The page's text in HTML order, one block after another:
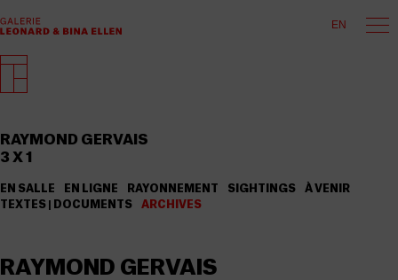
EN
RAYMOND GERVAIS
3 X 1
EN SALLE EN LIGNE RAYONNEMENT SIGHTINGS
À VENIR
TEXTES | DOCUMENTS
ARCHIVES
RAYMOND GERVAIS